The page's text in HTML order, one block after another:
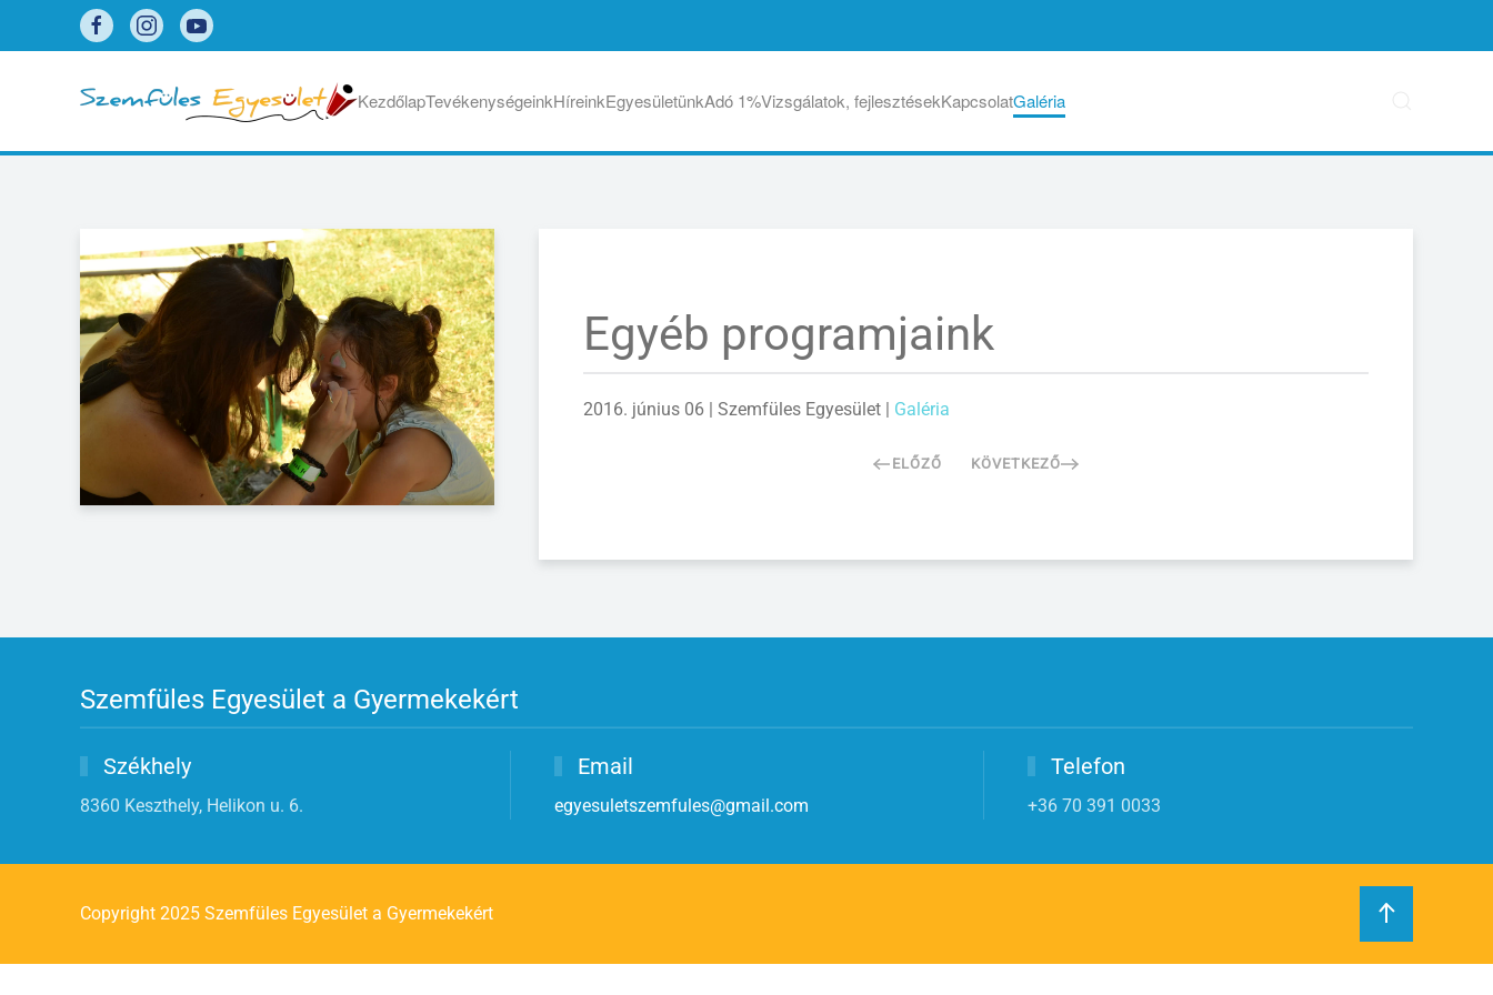
KezdőlapTevékenységeinkHíreinkEgyesületünkAdó 1%Vizsgálatok, fejlesztésekKapcsolatGaléria
Egyéb programjaink
2016. június 06 | Szemfüles Egyesület | Galéria
ELŐZŐ KÖVETKEZŐ
Szemfüles Egyesület a Gyermekekért
Székhely
8360 Keszthely, Helikon u. 6.
Email
egyesuletszemfules@gmail.com
Telefon
+36 70 391 0033
Copyright 2025 Szemfüles Egyesület a Gyermekekért